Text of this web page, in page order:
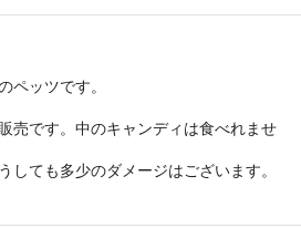
ペッツです。
売です。中のキャンディは食べれませ
しても多少のダメージはございます。